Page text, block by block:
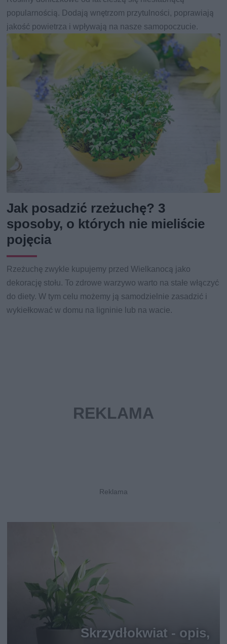
popularnością. Dodają wnętrzom przytulności, poprawiają
jakość powietrza i wpływają na nasze samopoczucie.
Jak posadzić rzeżuchę? 3
sposoby, o których nie mieliście
pojęcia
Rzeżuchę zwykle kupujemy przed Wielkanocą jako
dekorację stołu. To zdrowe warzywo warto na stałe włączyć
do diety. W tym celu możemy ją samodzielnie zasadzić i
wykiełkować w domu na ligninie lub na wacie.
Skrzydłokwiat - opis,